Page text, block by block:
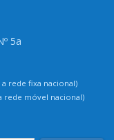
5a
rede fixa nacional)
rede móvel nacional)